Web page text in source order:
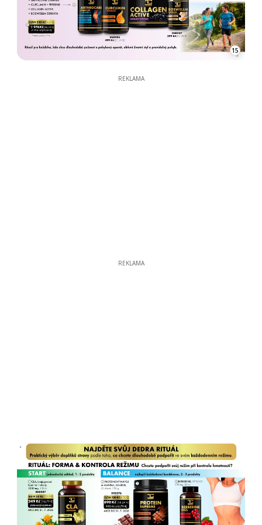
15
REKLAMA
REKLAMA